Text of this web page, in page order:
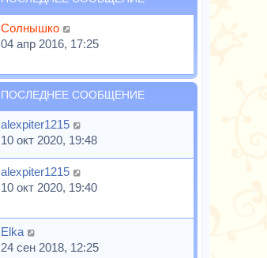
Солнышко
04 апр 2016, 17:25
ПОСЛЕДНЕЕ СООБЩЕНИЕ
alexpiter1215
10 окт 2020, 19:48
alexpiter1215
10 окт 2020, 19:40
Elka
24 сен 2018, 12:25